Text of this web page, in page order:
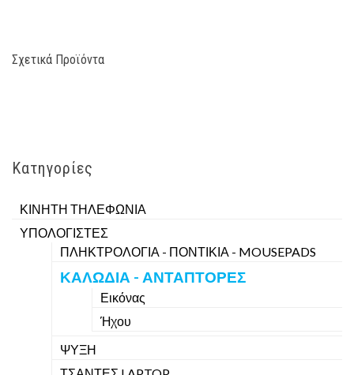
Σχετικά Προϊόντα
Κατηγορίες
ΚΙΝΗΤΗ ΤΗΛΕΦΩΝΙΑ
ΥΠΟΛΟΓΙΣΤΕΣ
ΠΛΗΚΤΡΟΛΟΓΙΑ - ΠΟΝΤΙΚΙΑ - MOUSEPADS
ΚΑΛΩΔΙΑ - ΑΝΤΑΠΤΟΡΕΣ
Εικόνας
Ήχου
ΨΥΞΗ